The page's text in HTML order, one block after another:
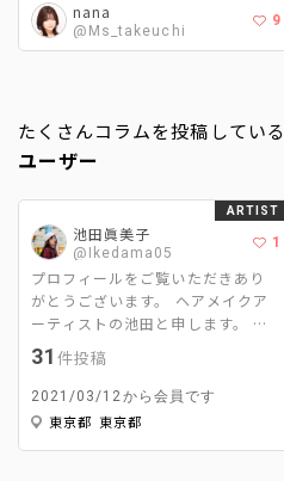
クに聞くヘアメイクアップ
アーティストへの道〜
nana
@Ms_takeuchi
9
たくさんコラムを投稿している
ユーザー
池田眞美子
@Ikedama05
1
プロフィールをご覧いただきあり
がとうございます。 ヘアメイクア
ーティストの池田と申します。 主
な活動はCM、広告、映画、MV撮影
のヘアメイクと美容ライターです。
ヘアメイクは｢スパイスである2%
をどれだけ引き立たせて周りを調
31件投稿
2021/03/12から会員です
東京都 東京都
ARTIST